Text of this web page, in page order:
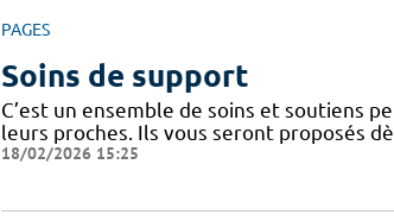
PAGES
Soins de support
C’est un ensemble de soins et soutiens
leurs proches. Ils vous seront proposés
18/02/2026 15:25